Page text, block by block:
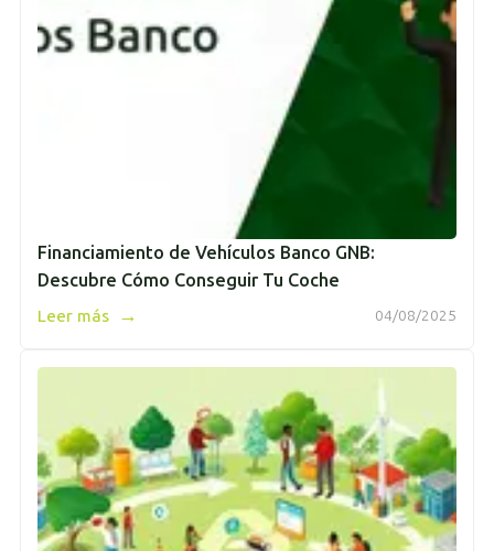
Financiamiento de Vehículos Banco GNB:
Descubre Cómo Conseguir Tu Coche
04/08/2025
Leer más →